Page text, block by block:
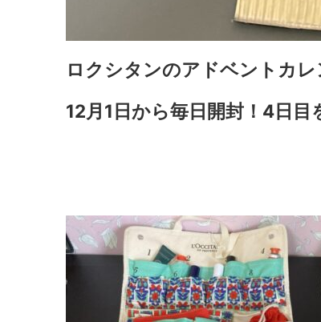
ロクシタンのアドベントカ
12月1日から毎日開封！4日目